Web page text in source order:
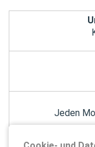
Jeden